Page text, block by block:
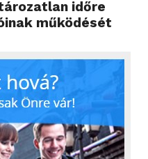
időre
működését